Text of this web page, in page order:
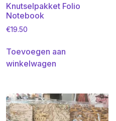
Knutselpakket Folio
Notebook
€19.50
Toevoegen aan
winkelwagen